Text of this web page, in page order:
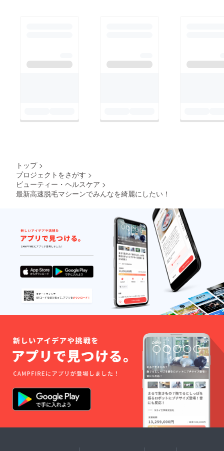
トップ >
プロジェクトをさがす >
ビューティー・ヘルスケア >
最新高速脱毛マシーンでみんなを綺麗にしたい！